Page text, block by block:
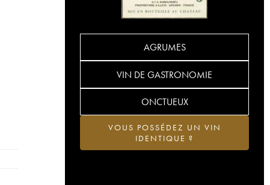
AGRUMES
VIN DE GASTRONOMIE
ONCTUEUX
VOUS POSSÉDEZ UN VIN
IDENTIQUE ?